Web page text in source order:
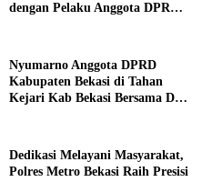
dengan Pelaku Anggota DPRD
Nyumarno Anggota DPRD
Kabupaten Bekasi di Tahan
Kejari Kab Bekasi Bersama Dua
Dedikasi Melayani Masyarakat,
Polres Metro Bekasi Raih Presisi